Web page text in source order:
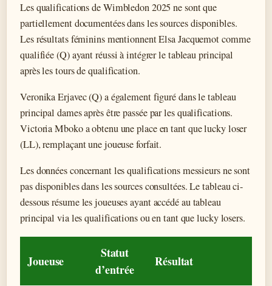
Les qualifications de Wimbledon 2025 ne sont que
partiellement documentées dans les sources disponibles.
Les résultats féminins mentionnent Elsa Jacquemot comme
qualifiée (Q) ayant réussi à intégrer le tableau principal
après les tours de qualification.
Veronika Erjavec (Q) a également figuré dans le tableau
principal dames après être passée par les qualifications.
Victoria Mboko a obtenu une place en tant que lucky loser
(LL), remplaçant une joueuse forfait.
Les données concernant les qualifications messieurs ne sont
pas disponibles dans les sources consultées. Le tableau ci-
dessous résume les joueuses ayant accédé au tableau
principal via les qualifications ou en tant que lucky losers.
Joueuse
Statut
d’entrée
Résultat